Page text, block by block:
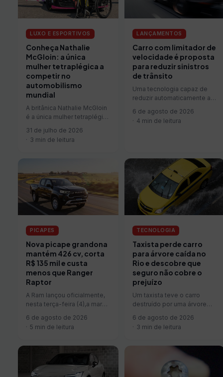
LUXO E ESPORTIVOS
Conheça Nathalie
McGloin: a única
mulher tetraplégica a
competir no
automobilismo
mundial
A britânica Nathalie McGloin
é a única mulher tetraplégica
corridas de carros. Ela…
31 de julho de 2026
3 min de leitura
LANÇAMENTOS
Carro com limitador de
velocidade é proposta
para reduzir sinistros
de trânsito
Uma tecnologia capaz de
reduzir automaticamente a
que ultrapassarem os limites
da via está sendo…
6 de agosto de 2026
4 min de leitura
PICAPES
Nova picape grandona
mantém 426 cv, corta
R$ 135 mil e custa
menos que Ranger
Raptor
A Ram lançou oficialmente,
nesta terça-feira (4),a marca.
de R$ 449.990, a novidade
reduz em R$…
6 de agosto de 2026
5 min de leitura
TECNOLOGIA
Taxista perde carro
para árvore caída no
Rio e descobre que
seguro não cobre o
prejuízo
Um taxista teve o carro
destruído por uma árvore
enquanto ele trafegava
pelo…
6 de agosto de 2026
3 min de leitura